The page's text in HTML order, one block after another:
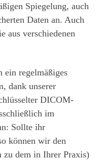
Spiegelung, auch
Daten an. Auch
aus verschiedenen
ein regelmäßiges
dank unserer
DICOM-
im
Sollte ihr
können wir den
zu dem in Ihrer Praxis)